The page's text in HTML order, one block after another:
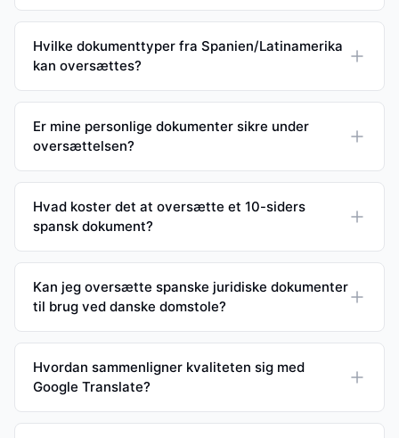
Hvilke dokumenttyper fra Spanien/Latinamerika
kan oversættes?
Er mine personlige dokumenter sikre under
oversættelsen?
Hvad koster det at oversætte et 10-siders
spansk dokument?
Kan jeg oversætte spanske juridiske dokumenter
til brug ved danske domstole?
Hvordan sammenligner kvaliteten sig med
Google Translate?